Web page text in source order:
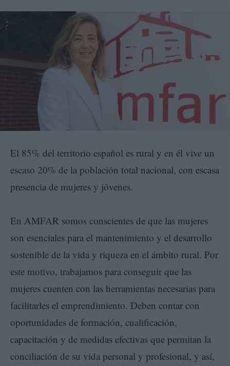
El 85% del territorio español es rural y en él vive un
escaso 20% de la población total nacional, con escasa
presencia de mujeres y jóvenes.
En AMFAR somos conscientes de que las mujeres
son esenciales para el mantenimiento y el desarrollo
sostenible de la vida y riqueza en el ámbito rural. Por
este motivo, trabajamos para conseguir que las
mujeres cuenten con las herramientas necesarias para
facilitarles el emprendimiento. Deben contar con
oportunidades de formación, cualificación,
capacitación y de medidas efectivas que permitan la
conciliación de su vida personal y profesional, y así,